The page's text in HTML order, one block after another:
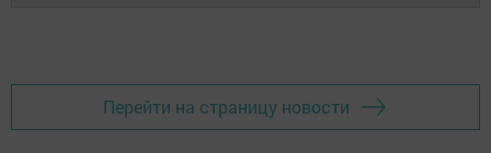
Перейти на страницу новости